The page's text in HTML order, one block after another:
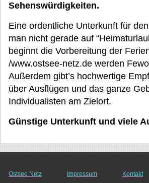
Sehenswürdigkeiten.
Eine ordentliche Unterkunft für
man nicht gerade auf
beginnt die Vorbereitung der
/www.ostsee-netz.de werden
Außerdem gibt’s hochwertige
über Ausflügen und das ganze
Individualisten am Zielort.
Günstige Unterkunft und viele
Ostsee Netz Impressum Kontakt